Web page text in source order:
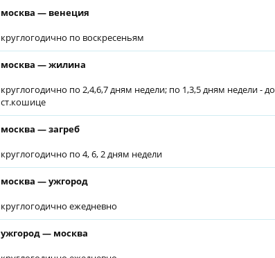
москва — венеция
круглогодично по воскресеньям
москва — жилина
круглогодично по 2,4,6,7 дням недели; по 1,3,5 дням недели - до
ст.кошице
москва — загреб
круглогодично по 4, 6, 2 дням недели
москва — ужгород
круглогодично ежедневно
ужгород — москва